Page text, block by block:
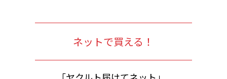
ネットで買える！